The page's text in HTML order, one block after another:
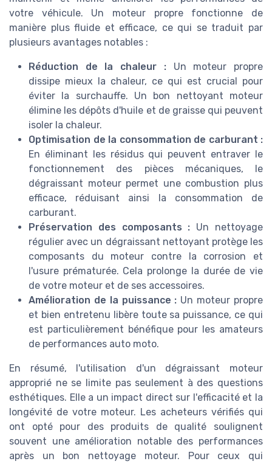
votre véhicule. Un moteur propre fonctionne de
manière plus fluide et efficace, ce qui se traduit par
plusieurs avantages notables :
Réduction de la chaleur :Un moteur propre
dissipe mieux la chaleur, ce qui est crucial pour
éviter la surchauffe. Un bon nettoyant moteur
élimine les dépôts d'huile et de graisse qui peuvent
isoler la chaleur.
Optimisation de la consommation de carburant :
En éliminant les résidus qui peuvent entraver le
fonctionnement des pièces mécaniques, le
dégraissant moteur permet une combustion plus
efficace, réduisant ainsi la consommation de
carburant.
Préservation des composants : Un nettoyage
régulier avec un dégraissant nettoyant protège les
composants du moteur contre la corrosion et
l'usure prématurée. Cela prolonge la durée de vie
de votre moteur et de ses accessoires.
Amélioration de la puissance : Un moteur propre
et bien entretenu libère toute sa puissance, ce qui
est particulièrement bénéfique pour les amateurs
de performances auto moto.
En résumé, l'utilisation d'un dégraissant moteur
approprié ne se limite pas seulement à des questions
esthétiques. Elle a un impact direct sur l'efficacité et la
longévité de votre moteur. Les acheteurs vérifiés qui
ont opté pour des produits de qualité soulignent
souvent une amélioration notable des performances
après un bon nettoyage moteur. Pour ceux qui